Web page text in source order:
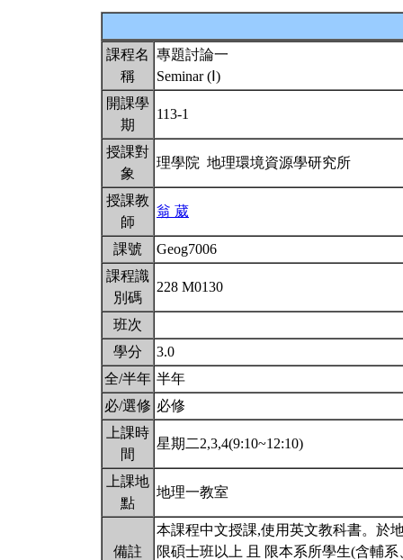
課程名
稱
專題討論一
Seminar (Ⅰ)
開課學
期
113-1
授課對
象
理學院 地理環境資源學研究所
授課教
師
翁 葳
課號
Geog7006
課程識
別碼
228 M0130
班次
學分
3.0
全/半年 半年
必/選修 必修
上課時
間
星期二2,3,4(9:10~12:10)
上課地
點
地理一教室
備註
本課程中文授課,使用英文教科書。於
限碩士班以上 且 限本系所學生(含輔系